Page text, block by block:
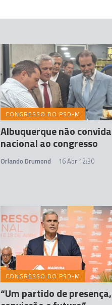
CONGRESSO DO PSD-M
Albuquerque não convida
nacional ao congresso
Orlando Drumond 16 Abr 12:30
CONGRESSO DO PSD-M
“Um partido de presença,